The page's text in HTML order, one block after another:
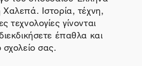
Ιστορία, τέχνη,
τεχνολογίες γίνονται
έπαθλα και
σας.